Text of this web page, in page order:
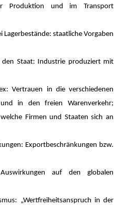
Produktion und im Transport
staatliche Vorgaben
den Staat: Industrie produziert mit
Vertrauen in die verschiedenen
in den freien Warenverkehr;
Firmen und Staaten sich an
Exportbeschränkungen bzw.
auf den globalen
„Wertfreiheitsanspruch in der